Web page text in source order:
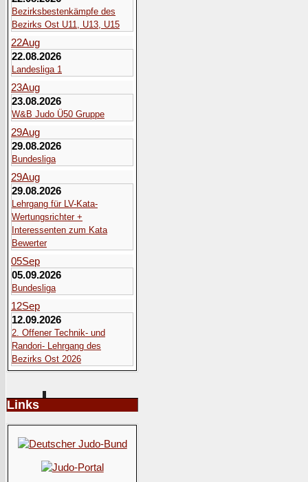
Bezirksbestenkämpfe des
Bezirks Ost U11, U13, U15
22Aug
22.08.2026
Landesliga 1
23Aug
23.08.2026
W&B Judo Ü50 Gruppe
29Aug
29.08.2026
Bundesliga
29Aug
29.08.2026
Lehrgang für LV-Kata-
Wertungsrichter +
Interessenten zum Kata
Bewerter
05Sep
05.09.2026
Bundesliga
12Sep
12.09.2026
2. Offener Technik- und
Randori- Lehrgang des
Bezirks Ost 2026
Links